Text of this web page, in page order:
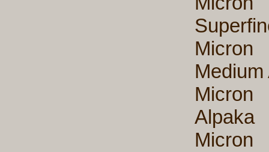
Micron
Micron
Micron